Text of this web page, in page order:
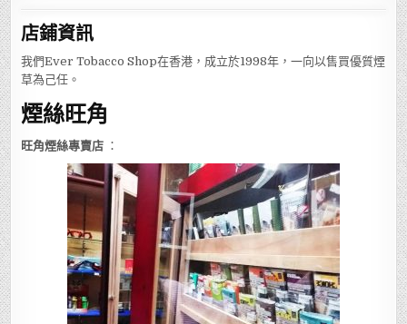
店鋪資訊
我們Ever Tobacco Shop在香港，成立於1998年，一向以售買優質煙
草為己任。
煙絲旺角
旺角煙絲專賣店 ：